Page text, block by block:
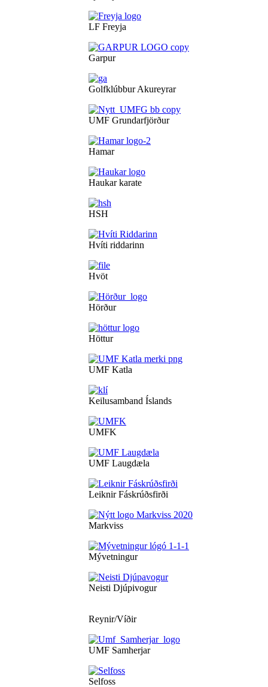
LF Freyja
Garpur
Golfklúbbur Akureyrar
UMF Grundarfjörður
Hamar
Haukar karate
HSH
Hvíti riddarinn
Hvöt
Hörður
Höttur
UMF Katla
Keilusamband Íslands
UMFK
UMF Laugdæla
Leiknir Fáskrúðsfirði
Markviss
Mývetningur
Neisti Djúpivogur
Reynir/Víðir
UMF Samherjar
Selfoss